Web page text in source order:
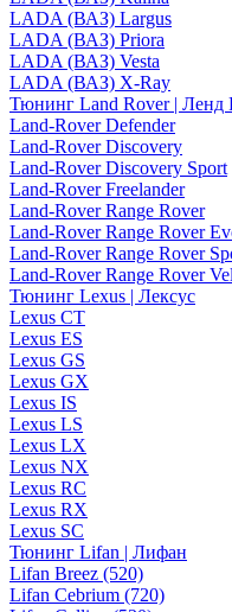
LADA (ВАЗ) Largus
LADA (ВАЗ) Priora
LADA (ВАЗ) Vesta
LADA (ВАЗ) X-Ray
Тюнинг Land Rover | Ленд
Land-Rover Defender
Land-Rover Discovery
Land-Rover Discovery Sport
Land-Rover Freelander
Land-Rover Range Rover
Land-Rover Range Rover
Land-Rover Range Rover
Land-Rover Range Rover
Тюнинг Lexus | Лексус
Lexus CT
Lexus ES
Lexus GS
Lexus GX
Lexus IS
Lexus LS
Lexus LX
Lexus NX
Lexus RC
Lexus RX
Lexus SC
Тюнинг Lifan | Лифан
Lifan Breez (520)
Lifan Cebrium (720)